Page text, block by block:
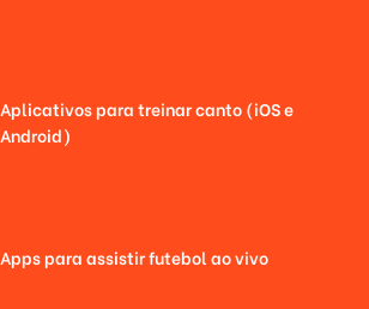
Aplicativos para treinar canto (iOS e
Android)
Apps para assistir futebol ao vivo